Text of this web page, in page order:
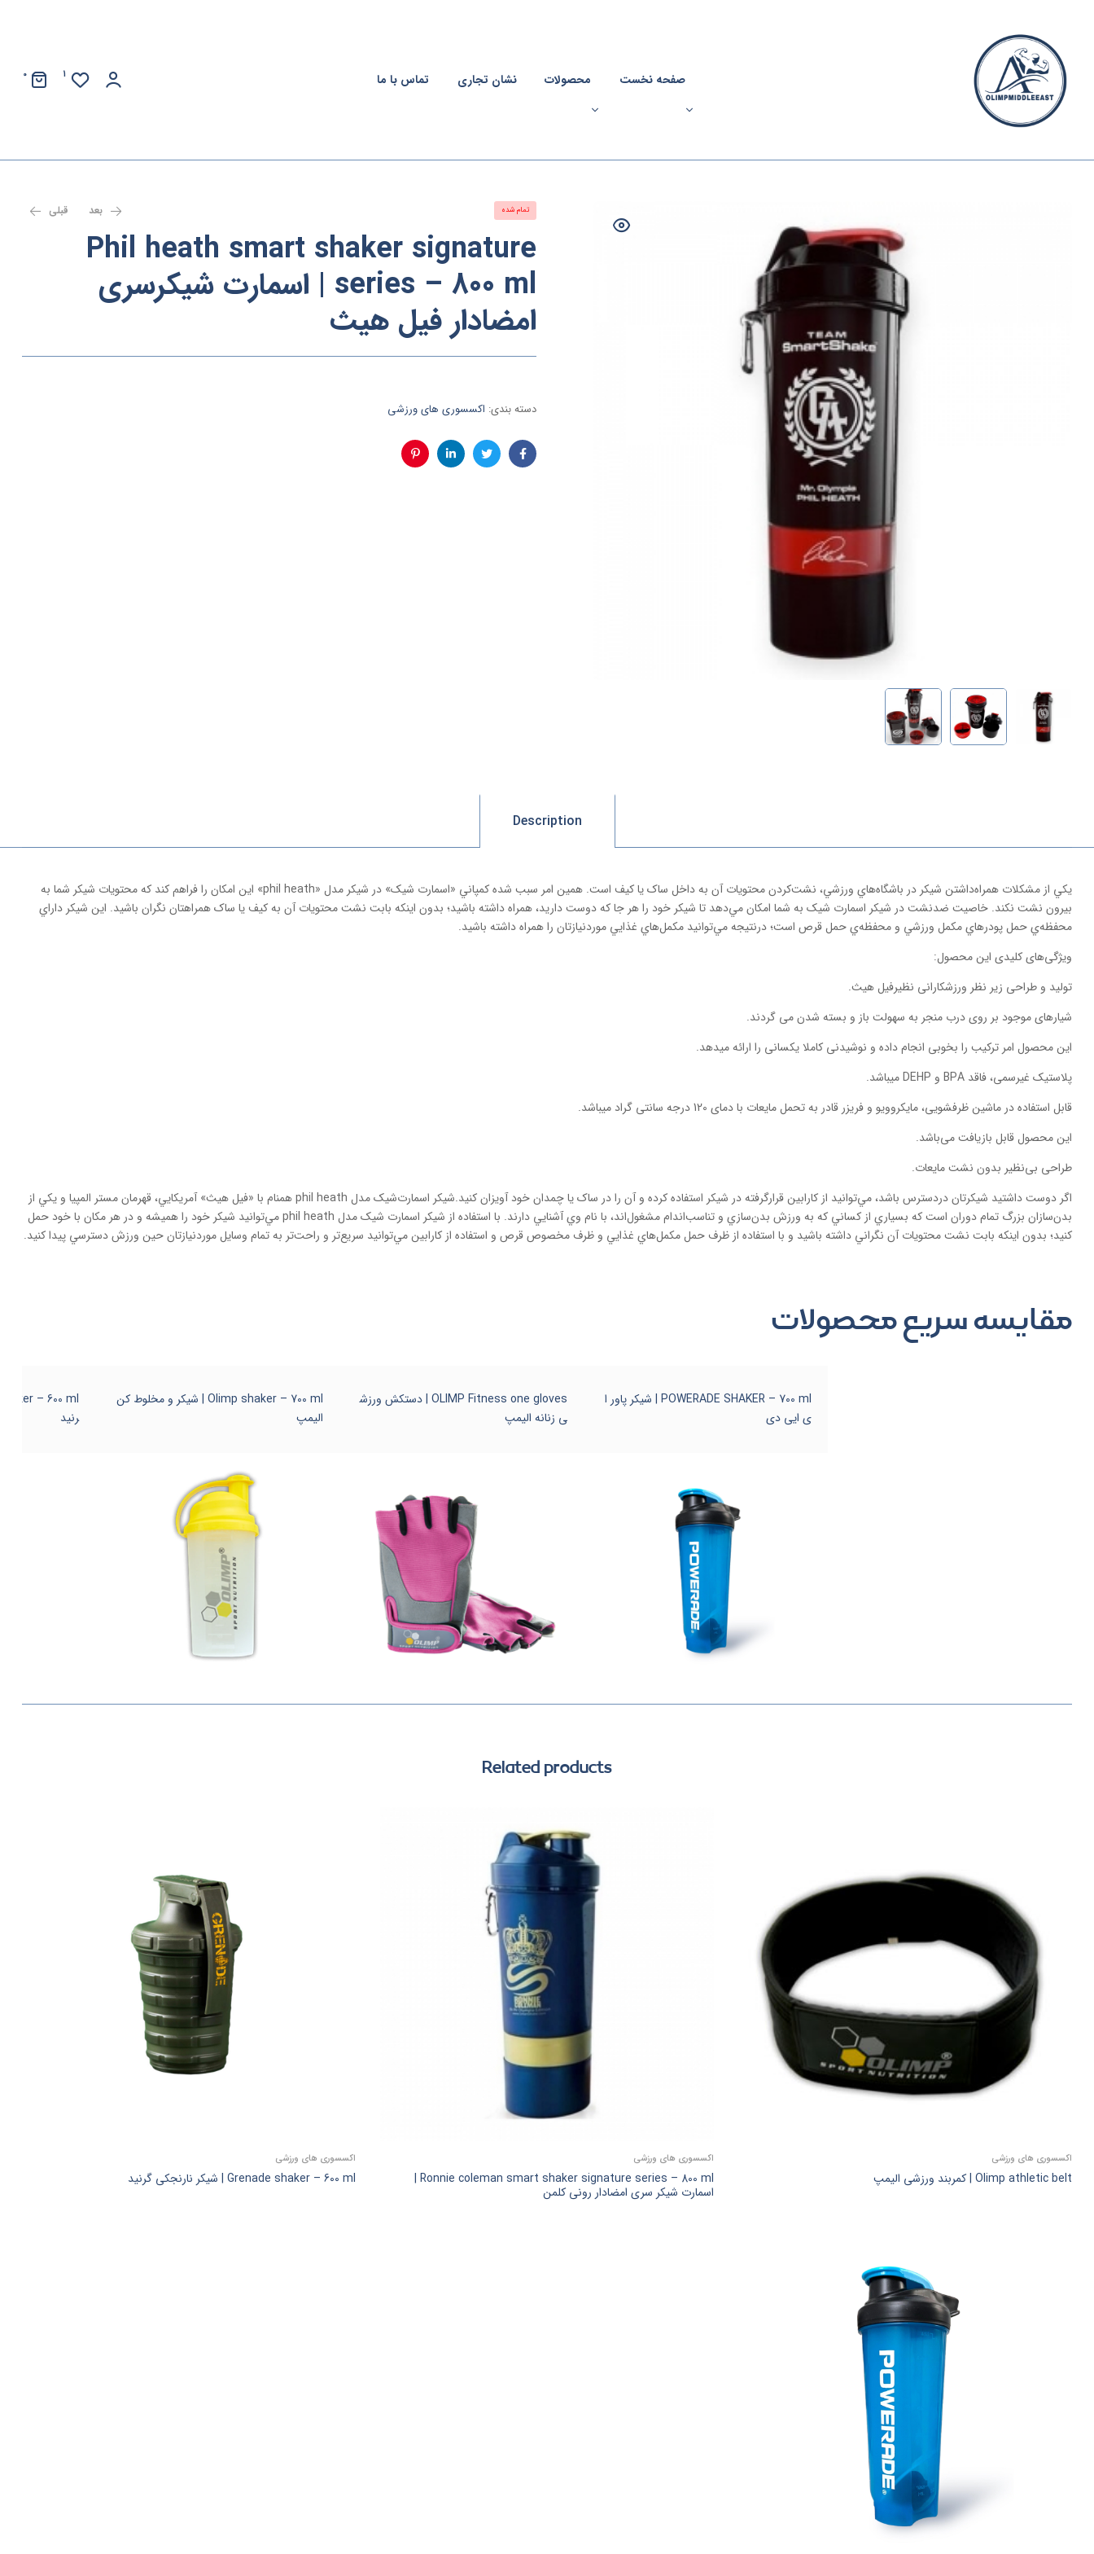
صفحه نخست محصولات نشان تجاری تماس با ما 1
0
تمام شده قبلی بعد
Phil heath smart shaker signature
series – 800 ml | اسمارت شیکرسری
امضادار فیل هیث
دسته بندی: اکسسوری‌ های ورزشی
فیس
توئیتر لینکدینپینترست
Description
يکي از مشکلات همراه‌داشتن شيکر در باشگاه‌هاي ورزشي، نشت‌کردن محتويات آن به داخل ساک يا کيف است. همين امر سبب شده کمپاني «اسمارت شيک» در شيکر مدل «phil heath» اين امکان را فراهم کند که محتويات شيکر شما به
بيرون نشت نکند. خاصيت ضدنشت در شيکر اسمارت شيک به شما امکان مي‌دهد تا شيکر خود را هر جا که دوست داريد، همراه داشته باشيد؛ بدون اينکه بابت نشت محتويات آن به کيف يا ساک همراهتان نگران باشيد. اين شيکر داراي
محفظه‌ي حمل پودرهاي مکمل ورزشي و محفظه‌ي حمل قرص است؛ درنتيجه مي‌توانيد مکمل‌هاي غذايي موردنيازتان را همراه داشته باشيد.
ویژگی‌های کلیدی این محصول:
تولید و طراحی زیر نظر ورزشکارانی نظیرفیل هیث.
شیارهای موجود بر روی درب منجر به سهولت باز و بسته شدن می گردند.
این محصول امر ترکیب را بخوبی انجام داده و نوشیدنی کاملا یکسانی را ارائه میدهد.
پلاستیک غیرسمی، فاقد BPA و DEHP میباشد.
قابل استفاده در ماشین ظرفشویی، مایکروویو و فریزر قادر به تحمل مایعات با دمای 120 درجه سانتی گراد میباشد.
این محصول قابل بازیافت می‌باشد.
طراحی بی‌نظیر بدون نشت مایعات.
اگر دوست داشتيد شيکرتان دردسترس باشد، مي‌توانيد از کارابين قرارگرفته در شيکر استفاده کرده و آن را در ساک يا چمدان خود آويزان کنيد.شيکر اسمارت‌شيک مدل phil heath همنام با «فیل هیث» آمريکايي، قهرمان مستر المپيا و يکي از
بدن‌سازان بزرگ تمام دوران است که بسياري از کساني که به ورزش بدن‌سازي و تناسب‌اندام مشغول‌اند، با نام وي آشنايي دارند. با استفاده از شيکر اسمارت شيک مدل phil heath مي‌توانيد شيکر خود را هميشه و در هر مکان با خود حمل
کنيد؛ بدون‌ اينکه بابت نشت محتويات آن نگراني داشته باشيد و با استفاده از ظرف حمل مکمل‌هاي غذايي و ظرف مخصوص قرص و استفاده از کارابين مي‌توانيد سريع‌تر و راحت‌تر به تمام وسايل موردنيازتان حين ورزش دسترسي پيدا کنيد.
مقایسه سریع محصولات
POWERADE SHAKER – 700 ml | شیکر پاور ا
ی ایی دی
OLIMP Fitness one gloves | دستکش ورزش
ی زنانه الیمپ
Olimp shaker – 700 ml | شیکر و مخلوط کن
الیمپ
رنید
Related products
اکسسوری‌ های ورزشی
Olimp athletic belt | کمربند ورزشی الیمپ
اکسسوری‌ های ورزشی
Ronnie coleman smart shaker signature series – 800 ml |
اسمارت شیکر سری امضادار رونی کلمن
اکسسوری‌ های ورزشی
Grenade shaker – 600 ml | شیکر نارنجکی گرنید